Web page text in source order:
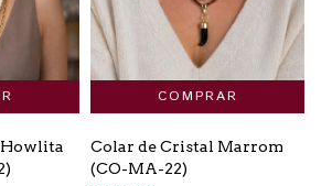
Howlita
Colar de Cristal Marrom
(CO-MA-22)